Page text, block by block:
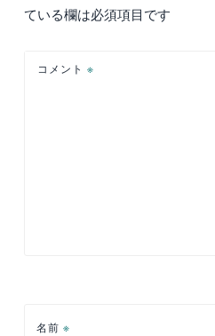
シ
ン
ている欄は必須項目です
コメント ※
名前 ※